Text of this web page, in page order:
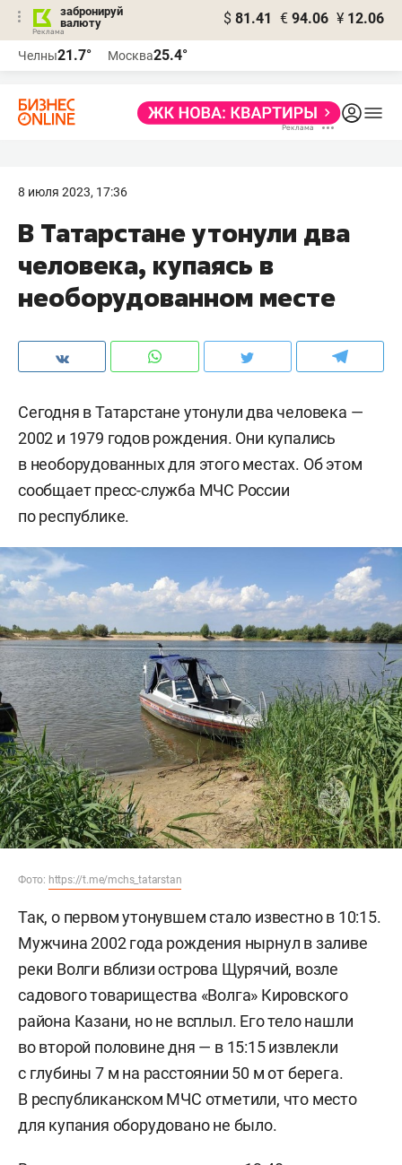
забронируй
валюту
$ 81.41 € 94.06 ¥ 12.06
Челны21.7° Москва25.4°
8 июля 2023, 17:36
В Татарстане утонули два
человека, купаясь в
необорудованном месте
Сегодня в Татарстане утонули два человека —
2002 и 1979 годов рождения. Они купались
в необорудованных для этого местах. Об этом
сообщает пресс-служба МЧС России
по республике.
Фото: https://t.me/mchs_tatarstan
Так, о первом утонувшем стало известно в 10:15.
Мужчина 2002 года рождения нырнул в заливе
реки Волги вблизи острова Щурячий, возле
садового товарищества «Волга» Кировского
района Казани, но не всплыл. Его тело нашли
во второй половине дня — в 15:15 извлекли
с глубины 7 м на расстоянии 50 м от берега.
В республиканском МЧС отметили, что место
для купания оборудовано не было.